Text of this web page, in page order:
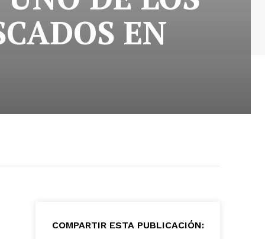
EN
COMPARTIR ESTA PUBLICACIÓN: